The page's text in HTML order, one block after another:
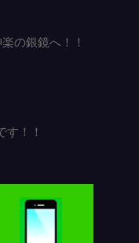
の銀鏡へ！！
！！